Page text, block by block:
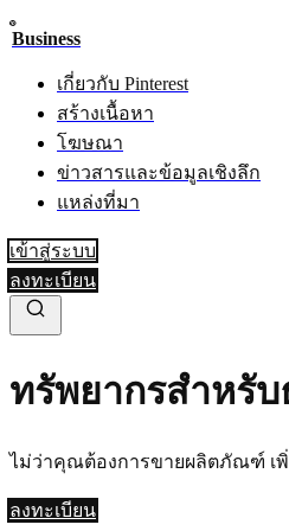
Business
เกี่ยวกับ Pinterest
สร้างเนื้อหา
โฆษณา
ข่าวสารและข้อมูลเชิงลึก
แหล่งที่มา
เข้าสู่ระบบ
ลงทะเบียน
ทรัพยากรสำหรั
ไม่ว่าคุณต้องการขายผลิตภัณฑ์ เ
ลงทะเบียน